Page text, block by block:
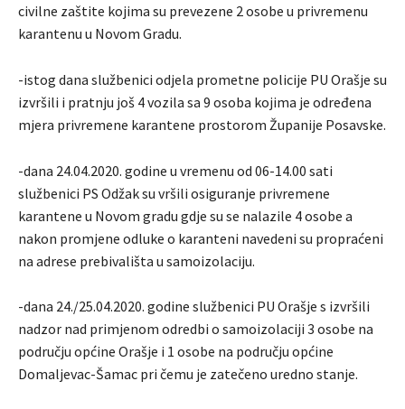
civilne zaštite kojima su prevezene 2 osobe u privremenu
karantenu u Novom Gradu.
-istog dana službenici odjela prometne policije PU Orašje su
izvršili i pratnju još 4 vozila sa 9 osoba kojima je određena
mjera privremene karantene prostorom Županije Posavske.
-dana 24.04.2020. godine u vremenu od 06-14.00 sati
službenici PS Odžak su vršili osiguranje privremene
karantene u Novom gradu gdje su se nalazile 4 osobe a
nakon promjene odluke o karanteni navedeni su propraćeni
na adrese prebivališta u samoizolaciju.
-dana 24./25.04.2020. godine službenici PU Orašje s izvršili
nadzor nad primjenom odredbi o samoizolaciji 3 osobe na
području općine Orašje i 1 osobe na području općine
Domaljevac-Šamac pri čemu je zatečeno uredno stanje.